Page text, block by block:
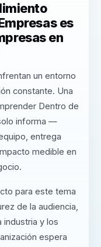
es
en
un entorno
constante. Una
Dentro de
informa —
entrega
medible en
para este tema
de la audiencia,
y los
espera